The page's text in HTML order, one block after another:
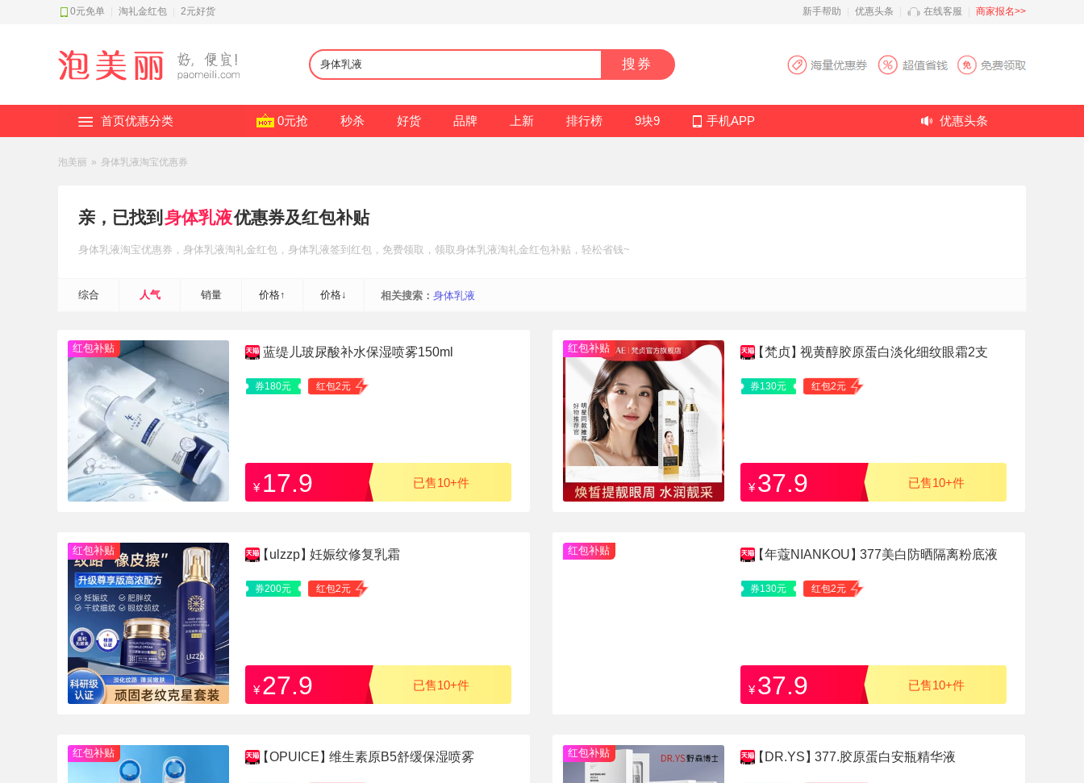
0元免单 淘礼金红包 2元好货 新手帮助 优惠头条 在线客服 商家报名>>
搜券
首页优惠分类 0元抢 秒杀 好货 品牌 上新 排行榜 9块9 手机APP 优惠头条
泡美丽 » 身体乳液淘宝优惠券
亲，已找到 身体乳液优惠券及红包补贴
身体乳液淘宝优惠券 ，身体乳液淘礼金红包 ，身体乳液签到红包 ，免费领取，领取身体乳液淘礼金红包补贴 ，轻松省钱~
综合 人气 销量 价格↑ 价格↓ 相关搜索： 身体乳液
红包补贴 蓝缇儿玻尿酸补水保湿喷雾150ml
券180元 红包2元
¥ 17.9 已售10+件
红包补贴 【梵贞】视黄醇胶原蛋白淡化细纹眼霜2支
券130元 红包2元
¥ 37.9 已售10+件
红包补贴 【ulzzp】妊娠纹修复乳霜
券200元 红包2元
¥ 27.9 已售10+件
红包补贴 【年蔻NIANKOU】377美白防晒隔离粉底液
券130元 红包2元
¥ 37.9 已售10+件
红包补贴 【OPUICE】维生素原B5舒缓保湿喷雾 红包补贴 【DR.YS】377.胶原蛋白安瓶精华液